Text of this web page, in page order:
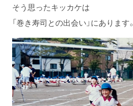
そう思ったキッカケは
「巻き寿司との出会い」にあります。